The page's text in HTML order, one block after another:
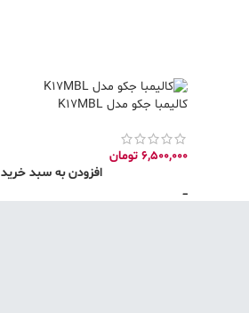
کالیمبا جکو مدل K17MBL
6,500,000 تومان
افزودن به سبد خرید